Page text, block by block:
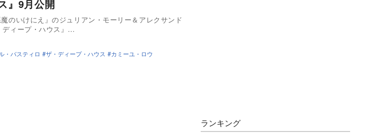
』9月公開
のいけにえ』のジュリアン・モーリー＆アレクサンド
ディープ・ハウス』…
・バスティロ ザ・ディープ・ハウス
カミーユ・ロウ
ランキング